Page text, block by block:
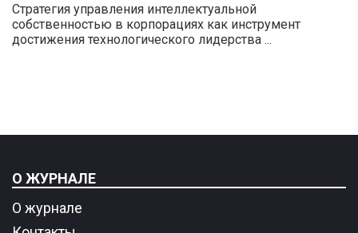
Стратегия управления интеллектуальной
собственностью в корпорациях как инструмент
достижения технологического лидерства ...
О ЖУРНАЛЕ
О журнале